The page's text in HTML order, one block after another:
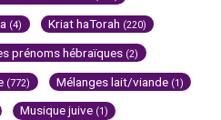
(4) Kriat haTorah (220)
prénoms hébraïques (2)
(772) Mélanges lait/viande (1)
Musique juive (1)